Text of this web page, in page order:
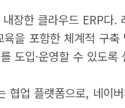
장한 클라우드 ERP다.
을 포함한 체계적 구
도입·운영할 수 있도록
협업 플랫폼으로, 네